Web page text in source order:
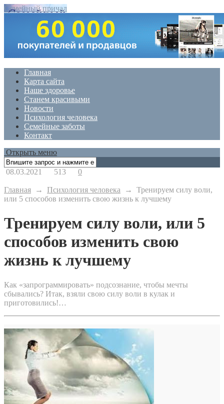
Семейный причал
Главная
Карта сайта
Наше здоровье
Станем красивыми
Новости
Психология человека
Семейные заботы
Контакт
Открыть меню
08.03.2021 513 0
Главная → Психология человека → Тренируем силу воли,
или 5 способов изменить свою жизнь к лучшему
Тренируем силу воли, или 5
способов изменить свою
жизнь к лучшему
Как «запрограммировать» подсознание, чтобы мечты
сбывались? Итак, взяли свою силу воли в кулак и
приготовились!…